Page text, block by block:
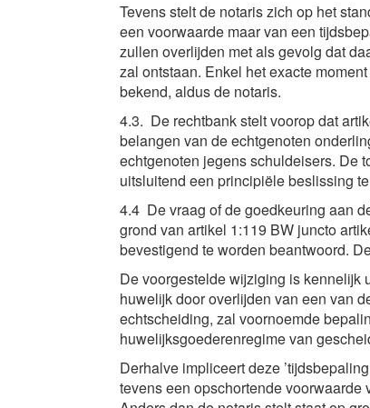
Tevens stelt de notaris zich op het
een voorwaarde maar van een
zullen overlijden met als gevolg dat
zal ontstaan. Enkel het exacte
bekend, aldus de notaris.
4.3. De rechtbank stelt voorop dat
belangen van de echtgenoten
echtgenoten jegens schuldeisers. De
uitsluitend een principiële beslissing
4.4 De vraag of de goedkeuring aan
grond van artikel 1:119 BW juncto
bevestigend te worden beantwoord.
De voorgestelde wijziging is kennelijk
huwelijk door overlijden van een van
echtscheiding, zal voornoemde
huwelijksgoederenregime van
Derhalve impliceert deze
tevens een opschortende